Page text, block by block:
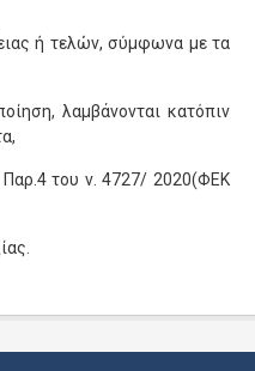
ή τελών, σύμφωνα με τα
λαμβάνονται κατόπιν
Παρ.4 του ν. 4727/ 2020(ΦΕΚ